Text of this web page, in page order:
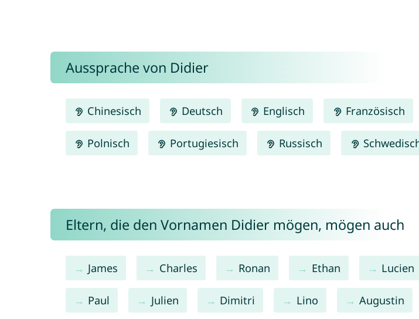
Aussprache von Didier
Chinesisch Deutsch Englisch Französisch
Polnisch Portugiesisch Russisch
Eltern, die den Vornamen Didier mögen, mögen auch
James Charles Ronan Ethan Lucien
Paul Julien Dimitri Lino Augustin